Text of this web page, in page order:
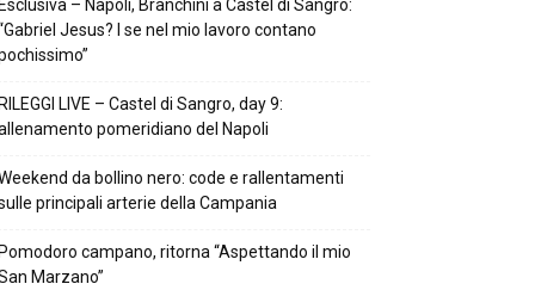
– Napoli, Branchini a Castel di Sangro:
Jesus? I se nel mio lavoro contano
LIVE – Castel di Sangro, day 9:
pomeridiano del Napoli
da bollino nero: code e rallentamenti
principali arterie della Campania
campano, ritorna “Aspettando il mio
Marzano”